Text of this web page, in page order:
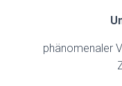
phänomenaler